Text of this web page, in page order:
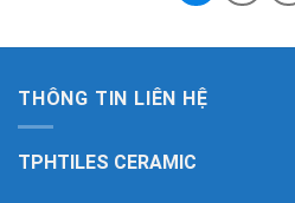
THÔNG TIN LIÊN HỆ
TPHTILES CERAMIC